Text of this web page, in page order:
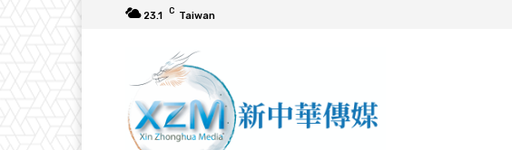
23.1 C Taiwan